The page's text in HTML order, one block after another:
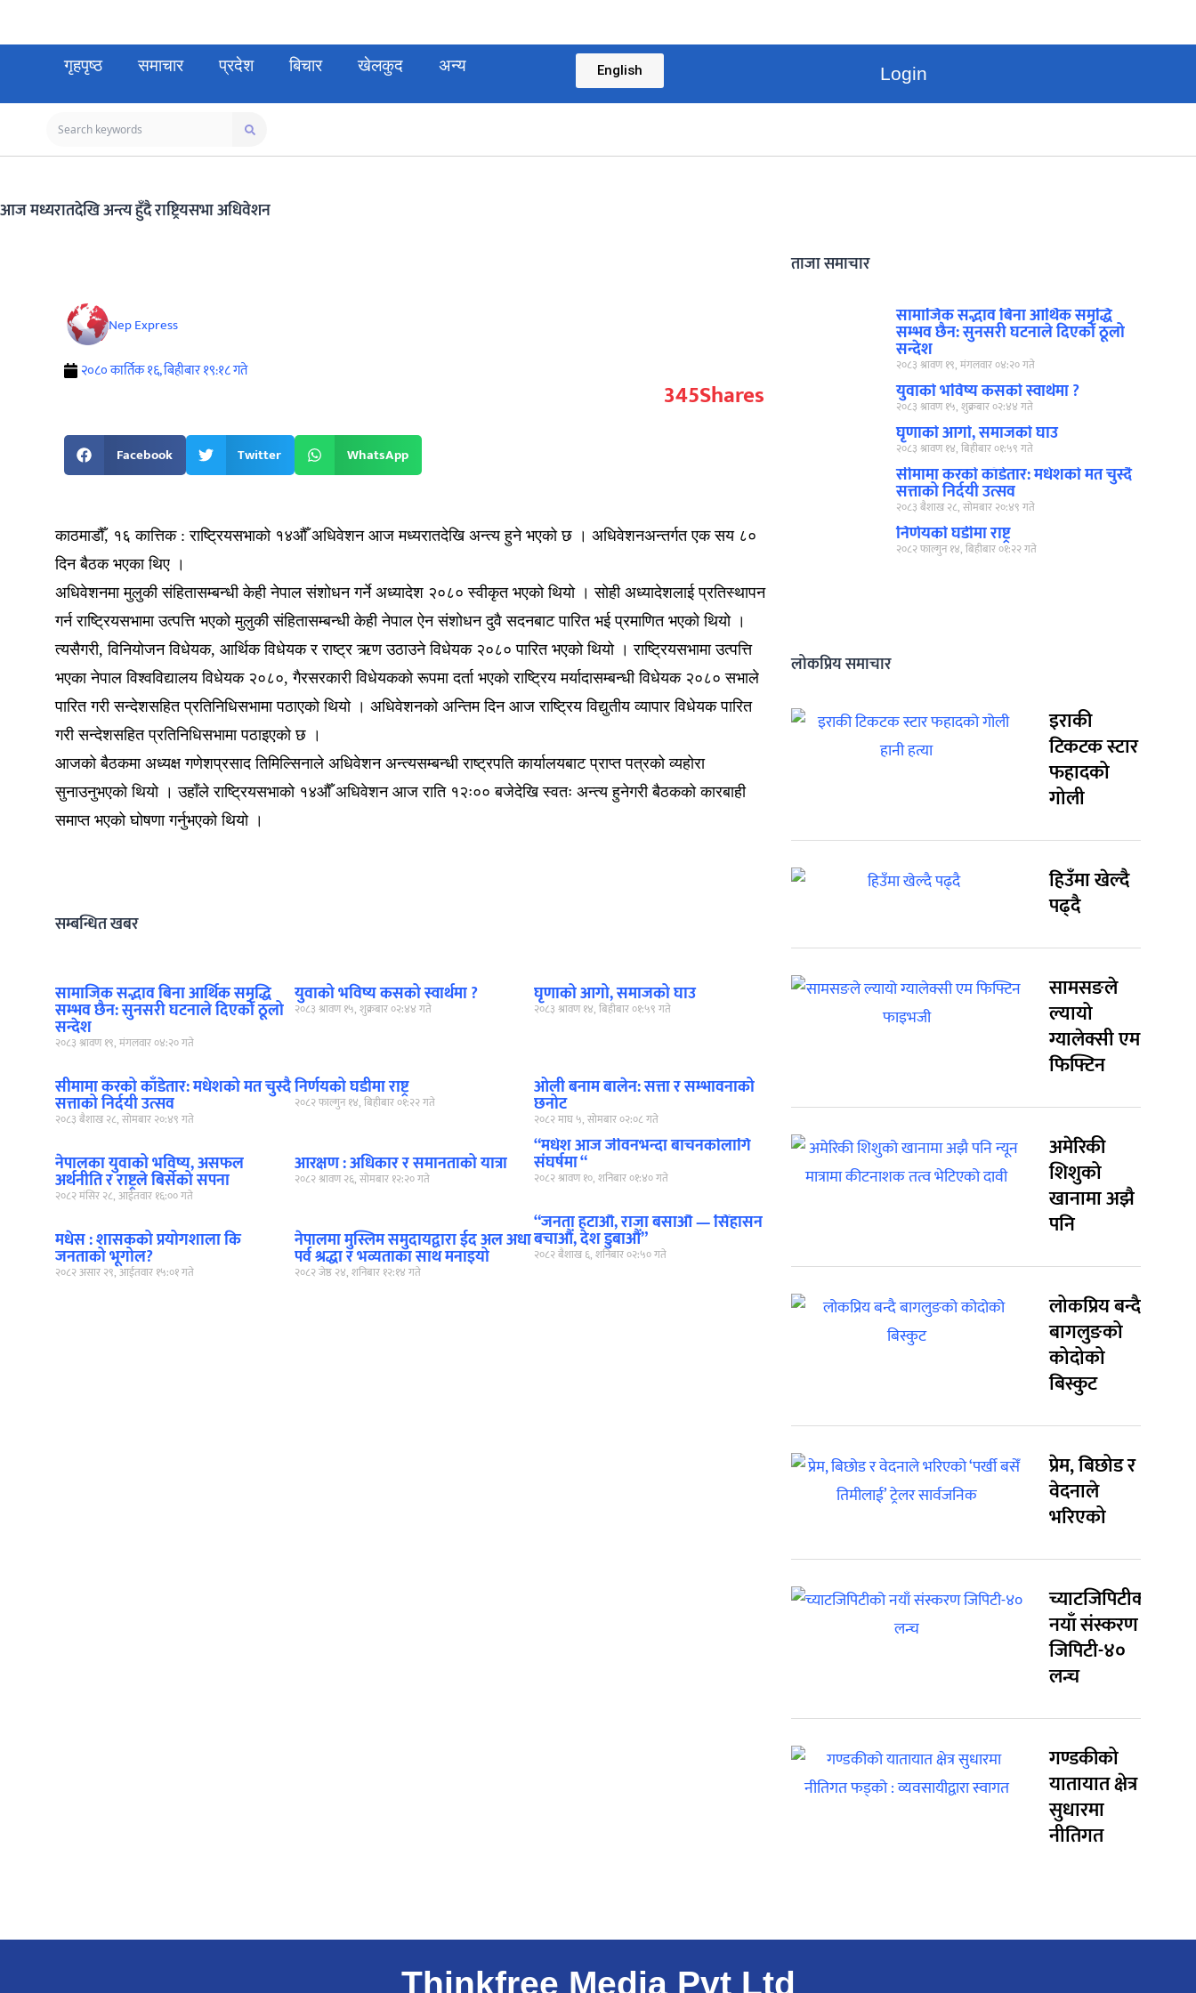
गृहपृष्ठ समाचार प्रदेश बिचार खेलकुद अन्य English Login
आज मध्यरातदेखि अन्त्य हुँदै राष्ट्रियसभा अधिवेशन
Nep Express
२०८० कार्तिक १६, बिहीबार १९:१८ गते
Shares
345
Facebook Twitter WhatsApp
काठमाडौँ, १६ कात्तिक : राष्ट्रियसभाको १४औँ अधिवेशन आज मध्यरातदेखि अन्त्य हुने भएको छ । अधिवेशनअन्तर्गत एक सय ८०
दिन बैठक भएका थिए ।
अधिवेशनमा मुलुकी संहितासम्बन्धी केही नेपाल संशोधन गर्ने अध्यादेश २०८० स्वीकृत भएको थियो । सोही अध्यादेशलाई प्रतिस्थापन
गर्न राष्ट्रियसभामा उत्पत्ति भएको मुलुकी संहितासम्बन्धी केही नेपाल ऐन संशोधन दुवै सदनबाट पारित भई प्रमाणित भएको थियो ।
त्यसैगरी, विनियोजन विधेयक, आर्थिक विधेयक र राष्ट्र ऋण उठाउने विधेयक २०८० पारित भएको थियो । राष्ट्रियसभामा उत्पत्ति
भएका नेपाल विश्वविद्यालय विधेयक २०८०, गैरसरकारी विधेयकको रूपमा दर्ता भएको राष्ट्रिय मर्यादासम्बन्धी विधेयक २०८० सभाले
पारित गरी सन्देशसहित प्रतिनिधिसभामा पठाएको थियो । अधिवेशनको अन्तिम दिन आज राष्ट्रिय विद्युतीय व्यापार विधेयक पारित
गरी सन्देशसहित प्रतिनिधिसभामा पठाइएको छ ।
आजको बैठकमा अध्यक्ष गणेशप्रसाद तिमिल्सिनाले अधिवेशन अन्त्यसम्बन्धी राष्ट्रपति कार्यालयबाट प्राप्त पत्रको व्यहोरा
सुनाउनुभएको थियो । उहाँले राष्ट्रियसभाको १४औँ अधिवेशन आज राति १२ः०० बजेदेखि स्वतः अन्त्य हुनेगरी बैठकको कारबाही
समाप्त भएको घोषणा गर्नुभएको थियो ।
सम्बन्धित खबर
सामाजिक सद्भाव बिना आर्थिक समृद्धि
सम्भव छैन: सुनसरी घटनाले दिएको ठूलो
सन्देश
२०८३ श्रावण १९, मंगलवार ०४:२० गते
युवाको भविष्य कसको स्वार्थमा ?
२०८३ श्रावण १५, शुक्रबार ०२:४४ गते
घृणाको आगो, समाजको घाउ
२०८३ श्रावण १४, बिहीबार ०१:५९ गते
सीमामा करको काँडेतार: मधेशको मत चुस्दै
सत्ताको निर्दयी उत्सव
२०८३ बैशाख २८, सोमबार २०:४९ गते
निर्णयको घडीमा राष्ट्र
२०८२ फाल्गुन १४, बिहीबार ०१:२२ गते
ओली बनाम बालेन: सत्ता र सम्भावनाको
छनोट
२०८२ माघ ५, सोमबार ०२:०८ गते
नेपालका युवाको भविष्य, असफल
अर्थनीति र राष्ट्रले बिर्सेको सपना
२०८२ मंसिर २८, आईतवार १६:०० गते
आरक्षण : अधिकार र समानताको यात्रा
२०८२ श्रावण २६, सोमबार १२:२० गते
“मधेश आज जीवनभन्दा बाचनकोलागि
संघर्षमा “
२०८२ श्रावण १०, शनिबार ०१:४० गते
मधेस : शासकको प्रयोगशाला कि
जनताको भूगोल?
२०८२ असार २९, आईतवार १५:०१ गते
नेपालमा मुस्लिम समुदायद्वारा ईद अल अधा
पर्व श्रद्धा र भव्यताका साथ मनाइयो
२०८२ जेष्ठ २४, शनिबार १२:१४ गते
“जनता हटाऔं, राजा बसाऔं — सिंहासन
बचाऔं, देश डुबाऔं”
२०८२ बैशाख ६, शनिबार ०२:५० गते
ताजा समाचार
सामाजिक सद्भाव बिना आर्थिक समृद्धि
सम्भव छैन: सुनसरी घटनाले दिएको ठूलो
सन्देश
२०८३ श्रावण १९, मंगलवार ०४:२० गते
युवाको भविष्य कसको स्वार्थमा ?
२०८३ श्रावण १५, शुक्रबार ०२:४४ गते
घृणाको आगो, समाजको घाउ
२०८३ श्रावण १४, बिहीबार ०१:५९ गते
सीमामा करको काँडेतार: मधेशको मत चुस्दै
सत्ताको निर्दयी उत्सव
२०८३ बैशाख २८, सोमबार २०:४९ गते
निर्णयको घडीमा राष्ट्र
२०८२ फाल्गुन १४, बिहीबार ०१:२२ गते
लोकप्रिय समाचार
इराकी
टिकटक स्टार
फहादको
गोली
हिउँमा खेल्दै
पढ्दै
सामसङले
ल्यायो
ग्यालेक्सी एम
फिफ्टिन
अमेरिकी
शिशुको
खानामा अझै
पनि
लोकप्रिय बन्दै
बागलुङको
कोदोको
बिस्कुट
प्रेम, बिछोड र
वेदनाले
भरिएको
च्याटजिपिटीको
नयाँ संस्करण
जिपिटी-४०
लन्च
गण्डकीको
यातायात क्षेत्र
सुधारमा
नीतिगत
Thinkfree Media Pvt Ltd